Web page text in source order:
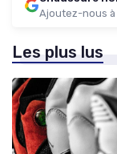
Ajoutez-nous
Les plus lus